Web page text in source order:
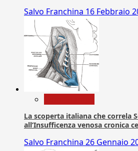
Salvo Franchina 16 Febbraio
La scoperta italiana che correla
all’Insufficenza venosa cronica
Salvo Franchina 26 Gennaio